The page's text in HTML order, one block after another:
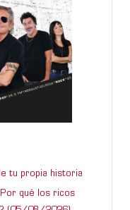
tu propia historia
qué los ricos